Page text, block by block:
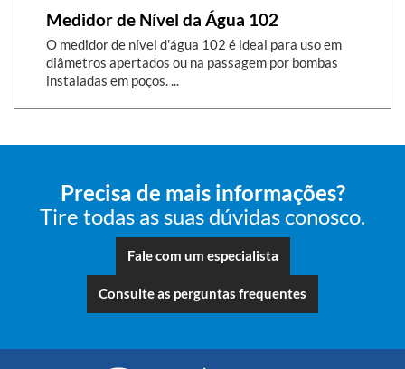
Medidor de Nível da Água 102
O medidor de nível d'água 102 é ideal para uso em
diâmetros apertados ou na passagem por bombas
instaladas em poços. ...
Precisa de mais informações?
Tire todas as suas dúvidas conosco.
Fale com um especialista
Consulte as perguntas frequentes